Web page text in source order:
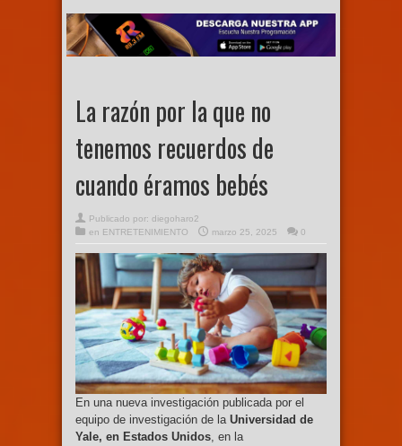
La razón por la que no
tenemos recuerdos de
cuando éramos bebés
Publicado por: diegoharo2
en ENTRETENIMIENTO marzo 25, 2025 0
En una nueva investigación publicada por el
equipo de investigación de la Universidad de
Yale, en Estados Unidos, en la